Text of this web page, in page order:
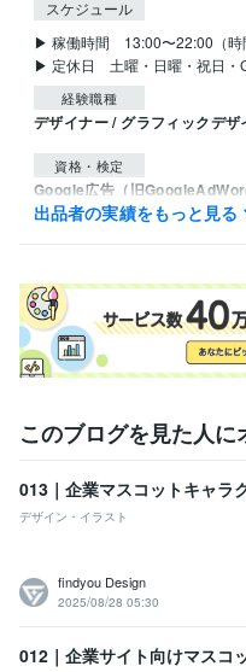
スケジュール
▶ 稼働時間　13:00〜22:00（時
▶ 定休日　土曜・日曜・祝日・
経験職種
デザイナー / グラフィックデザ
資格・検定
Google広告（旧
Google アナリティクス個人認
CSS:15年HTML:20年
ビジネス・クリエイティブ
Adobe Photoshop:25年Adobe
Adobe Illustrator:25年CLIP
イラスト作成・漫画制作 マス
出品者の実績をもっと見る
このブログを見た人に
013｜企業マスコットキャラ
デザイン・イラスト
findyou Design
2025/08/28 05:30
012｜企業サイト向けマスコ